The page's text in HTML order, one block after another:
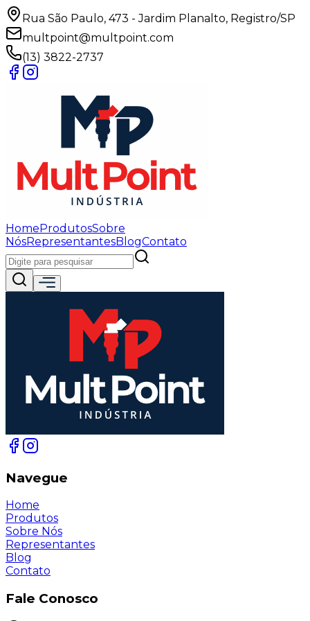
Rua São Paulo, 473 - Jardim Planalto, Registro/SP
multpoint@multpoint.com
(13) 3822-2737
HomeProdutosSobre
NósRepresentantesBlogContato
Navegue
Home
Produtos
Sobre Nós
Representantes
Blog
Contato
Fale Conosco